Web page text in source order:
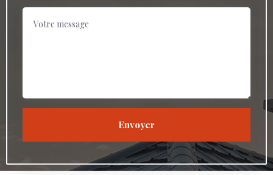
Envoyer